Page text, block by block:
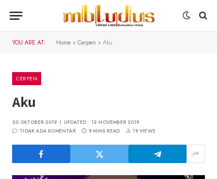
YOU ARE AT: Home » Cerpen » Aku
CERPEN
Aku
20 OKTOBER 2019 UPDATED: 12 NOVEMBER 2019
TIDAK ADA KOMENTAR
9 MINS READ 19VIEWS